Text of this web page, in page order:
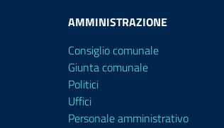
AMMINISTRAZIONE
Consiglio comunale
Giunta comunale
Politici
Uffici
Personale amministrativo